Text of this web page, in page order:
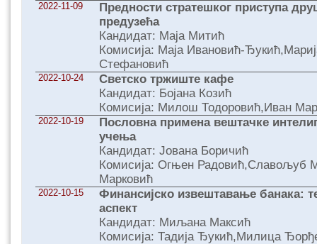
2022-11-09
Предности стратешког приступа
предузећа
Кандидат: Маја Митић
Комисија: Маја Ивановић-
Стефановић
2022-10-24
Светско тржиште кафе
Кандидат: Бојана Козић
Комисија: Милош Тодоровић,Иван
2022-10-19
Пословна примена вештачке
учења
Кандидат: Јована Боричић
Комисија: Огњен Радовић,Славољуб
Марковић
2022-10-15
Финансијско извештавање банака:
аспект
Кандидат: Миљана Максић
Комисија: Тадија Ђукић,Милица